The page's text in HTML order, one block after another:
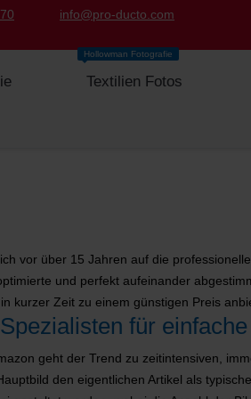
info@pro-ducto.com
Textilien Fotos
Hollowman Fotografie
vor über 15 Jahren auf die
und perfekt aufeinander
kurzer Zeit zu einem günstigen Preis
für
geht der Trend zu zeitintensiven,
den eigentlichen Artikel als